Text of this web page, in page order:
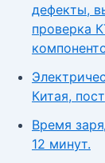
дефекты,
проверка
Китая,
Время
12 минут.